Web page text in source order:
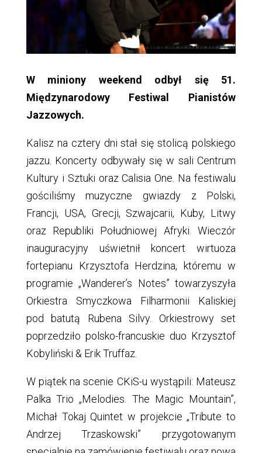
W miniony weekend odbył się 51.
Międzynarodowy Festiwal Pianistów
Jazzowych.
Kalisz na cztery dni stał się stolicą polskiego
jazzu. Koncerty odbywały się w sali Centrum
Kultury i Sztuki oraz Calisia One. Na festiwalu
gościliśmy muzyczne gwiazdy z Polski,
Francji, USA, Grecji, Szwajcarii, Kuby, Litwy
oraz Republiki Południowej Afryki. Wieczór
inauguracyjny uświetnił koncert wirtuoza
fortepianu Krzysztofa Herdzina, któremu w
programie „Wanderer’s Notes” towarzyszyła
Orkiestra Smyczkowa Filharmonii Kaliskiej
pod batutą Rubena Silvy. Orkiestrowy set
poprzedziło polsko-francuskie duo Krzysztof
Kobyliński & Erik Truffaz.
W piątek na scenie CKiS-u wystąpili: Mateusz
Palka Trio „Melodies. The Magic Mountain”,
Michał Tokaj Quintet w projekcie „Tribute to
Andrzej Trzaskowski” przygotowanym